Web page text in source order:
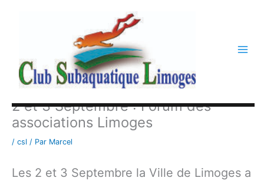
2 et 3 Septembre : Forum des
associations Limoges
/ csl / Par Marcel
Les 2 et 3 Septembre la Ville de Limoges a